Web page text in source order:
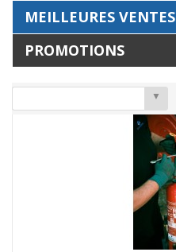
MEILLEURES VENTES
PROMOTIONS
▼